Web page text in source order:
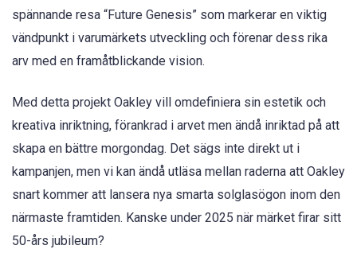
spännande resa “Future Genesis” som markerar en viktig
vändpunkt i varumärkets utveckling och förenar dess rika
arv med en framåtblickande vision.
Med detta projekt Oakley vill omdefiniera sin estetik och
kreativa inriktning, förankrad i arvet men ändå inriktad på att
skapa en bättre morgondag. Det sägs inte direkt ut i
kampanjen, men vi kan ändå utläsa mellan raderna att Oakley
snart kommer att lansera nya smarta solglasögon inom den
närmaste framtiden. Kanske under 2025 när märket firar sitt
50-års jubileum?